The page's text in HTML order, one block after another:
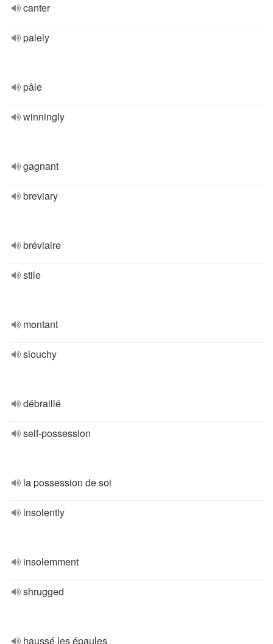
canter
palely
pâle
winningly
gagnant
breviary
bréviaire
stile
montant
slouchy
débraillé
self-possession
la possession de soi
insolently
insolemment
shrugged
haussé les épaules